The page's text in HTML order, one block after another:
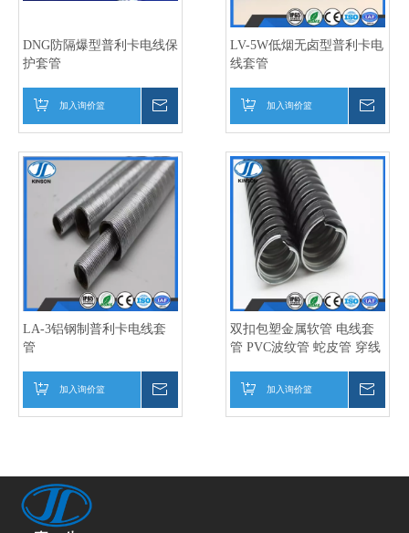
DNG防隔爆型普利卡电线保
护套管
加入询价篮
LV-5W低烟无卤型普利卡电
线套管
加入询价篮
LA-3铝钢制普利卡电线套
管
加入询价篮
双扣包塑金属软管 电线套
管 PVC波纹管 蛇皮管 穿线
加入询价篮